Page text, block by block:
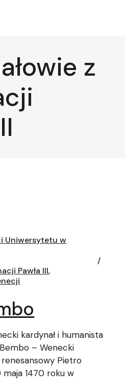
z
Uniwersytetu w
Pawła III
kardynał i humanista
– Wenecki
renesansowy Pietro
1470 roku w